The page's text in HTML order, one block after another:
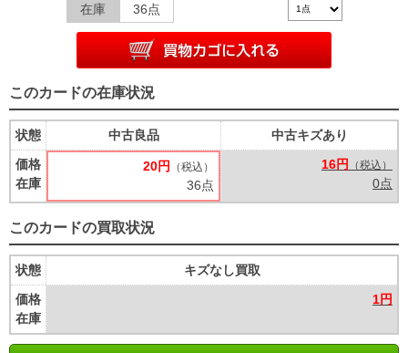
在庫 36点
このカードの在庫状況
状態
価格
在庫
中古良品
20円 （税込）
36点
中古キズあり
16円
（税込）
0点
このカードの買取状況
状態
価格
在庫
キズなし買取
1円